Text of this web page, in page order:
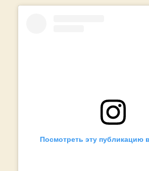
Посмотреть эту публикацию